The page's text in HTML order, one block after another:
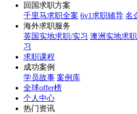
回国求职方案
千里马求职全案 6v1求职辅导 名
海外求职服务
英国实地求职/实习 澳洲实地求
习
求职课程
成功案例
学员故事 案例库
全球offer榜
个人中心
热门资讯